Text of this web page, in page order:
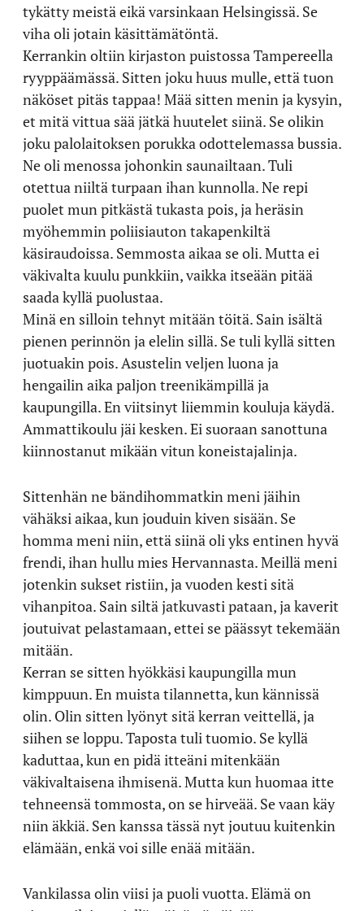
tykätty meistä eikä varsinkaan Helsingissä. Se
viha oli jotain käsittämätöntä.
Kerrankin oltiin kirjaston puistossa Tampereella
ryyppäämässä. Sitten joku huus mulle, että tuon
näköset pitäs tappaa! Mää sitten menin ja kysyin,
et mitä vittua sää jätkä huutelet siinä. Se olikin
joku palolaitoksen porukka odottelemassa bussia.
Ne oli menossa johonkin saunailtaan. Tuli
otettua niiltä turpaan ihan kunnolla. Ne repi
puolet mun pitkästä tukasta pois, ja heräsin
myöhemmin poliisiauton takapenkiltä
käsiraudoissa. Semmosta aikaa se oli. Mutta ei
väkivalta kuulu punkkiin, vaikka itseään pitää
saada kyllä puolustaa.
Minä en silloin tehnyt mitään töitä. Sain isältä
pienen perinnön ja elelin sillä. Se tuli kyllä sitten
juotuakin pois. Asustelin veljen luona ja
hengailin aika paljon treenikämpillä ja
kaupungilla. En viitsinyt liiemmin kouluja käydä.
Ammattikoulu jäi kesken. Ei suoraan sanottuna
kiinnostanut mikään vitun koneistajalinja.
Sittenhän ne bändihommatkin meni jäihin
vähäksi aikaa, kun jouduin kiven sisään. Se
homma meni niin, että siinä oli yks entinen hyvä
frendi, ihan hullu mies Hervannasta. Meillä meni
jotenkin sukset ristiin, ja vuoden kesti sitä
vihanpitoa. Sain siltä jatkuvasti pataan, ja kaverit
joutuivat pelastamaan, ettei se päässyt tekemään
mitään.
Kerran se sitten hyökkäsi kaupungilla mun
kimppuun. En muista tilannetta, kun kännissä
olin. Olin sitten lyönyt sitä kerran veittellä, ja
siihen se loppu. Taposta tuli tuomio. Se kyllä
kaduttaa, kun en pidä itteäni mitenkään
väkivaltaisena ihmisenä. Mutta kun huomaa itte
tehneensä tommosta, on se hirveää. Se vaan käy
niin äkkiä. Sen kanssa tässä nyt joutuu kuitenkin
elämään, enkä voi sille enää mitään.
Vankilassa olin viisi ja puoli vuotta. Elämä on